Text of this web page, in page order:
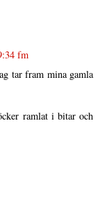
fm
tar fram mina gamla
ramlat i bitar och